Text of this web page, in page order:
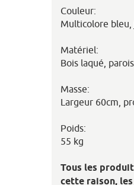
Couleur:
Multicolore bleu,
Matériel:
Bois laqué,
Masse:
Largeur 60cm,
Poids:
55 kg
Tous les
cette raison,